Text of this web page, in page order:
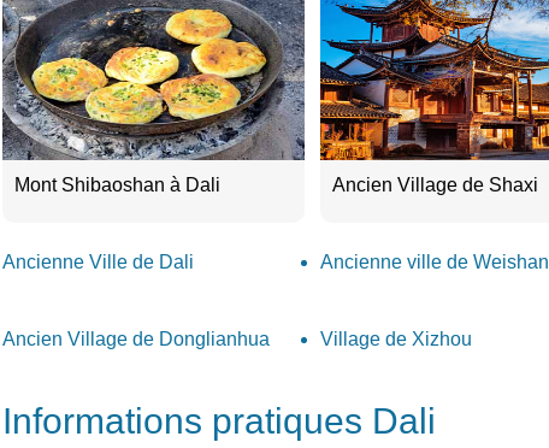
Mont Shibaoshan à Dali Ancien Village de Shaxi
Ancienne Ville de Dali Ancienne ville de Weishan
Ancien Village de Donglianhua Village de Xizhou
Informations pratiques Dali